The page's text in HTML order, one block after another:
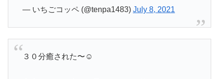
— いちごコッペ (@tenpa1483) July 8, 2021
３０分癒された〜☺️